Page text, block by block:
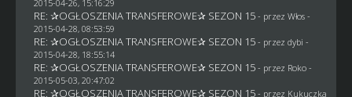
2015-04-26, 15:16:29
RE: ✰OGŁOSZENIA TRANSFEROWE✰ SEZON 15 - przez Włos-
2015-04-28, 08:53:59
RE: ✰OGŁOSZENIA TRANSFEROWE✰ SEZON 15 - przez dybi -
2015-04-28, 18:55:14
RE: ✰OGŁOSZENIA TRANSFEROWE✰ SEZON 15 - przez Roko-
2015-05-03, 20:47:02
RE: ✰OGŁOSZENIA TRANSFEROWE✰ SEZON 15 - przez Kukuczka